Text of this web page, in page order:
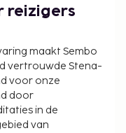
reizigers
maakt Sembo
vertrouwde Stena-
voor onze
door
in de
van